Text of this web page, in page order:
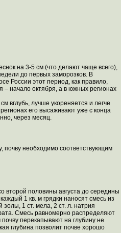
на 3-5 см (что делают чаще всего),
до первых заморозков. В
России этот период, как правило,
– начало октября, а в южных регионах
вглубь, лучше укореняется и легче
его высаживают уже с конца
через месяц.
почву необходимо соответствующим
второй половины августа до середины
1 кв. м грядки наносят смесь из
золы, 1 ст. мела, 2 ст. л. натрия
Смесь равномерно распределяют
перекапывают на глубину не
глубина позволит почве хорошо